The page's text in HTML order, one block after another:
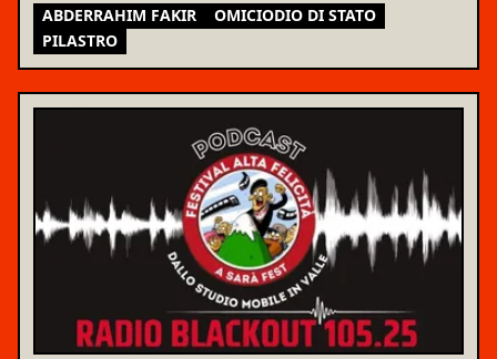
ABDERRAHIM FAKIR
OMICIODIO DI STATO
PILASTRO